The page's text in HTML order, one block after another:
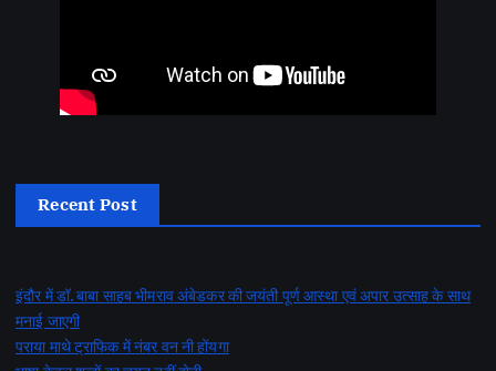
Recent Post
इंदौर में डॉ. बाबा साहब भीमराव अंबेडकर की जयंती पूर्ण आस्था एवं अपार उत्साह के साथ
मनाई जाएगी
पराया माथे ट्राफिक में नंबर वन नी होंयगा